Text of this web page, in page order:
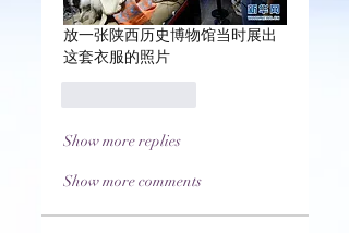
放一张陕西历史博物馆当时展出
这套衣服的照片
Show more replies
Show more comments